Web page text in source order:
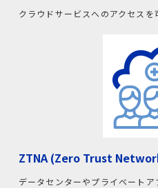
クラウドサービスへのアクセスを
ZTNA (Zero Trust
データセンターやプライベートア